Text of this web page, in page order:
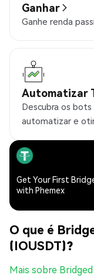
Ganhar
Ganhe renda
Automatizar
Descubra os
automatizar e
Get Your First
with Phemex
O que é
(IOUSDT)?
Mais sobre